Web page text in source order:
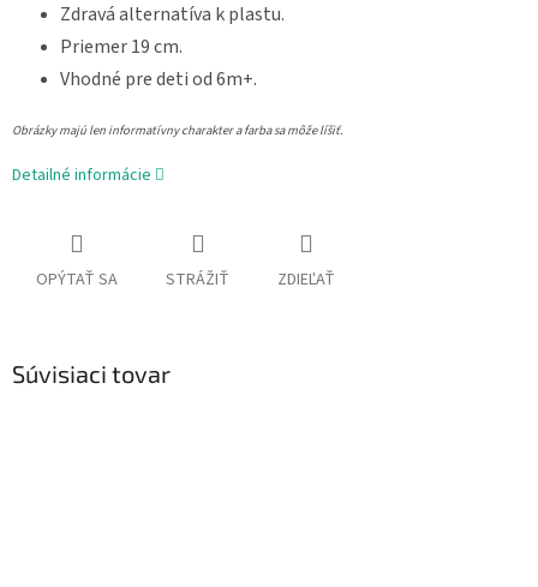
Zdravá alternatíva k plastu.
Priemer 19 cm.
Vhodné pre deti od 6m+.
Obrázky majú len informatívny charakter a farba sa môže líšiť.
Detailné informácie
OPÝTAŤ SA STRÁŽIŤ ZDIEĽAŤ
Súvisiaci tovar